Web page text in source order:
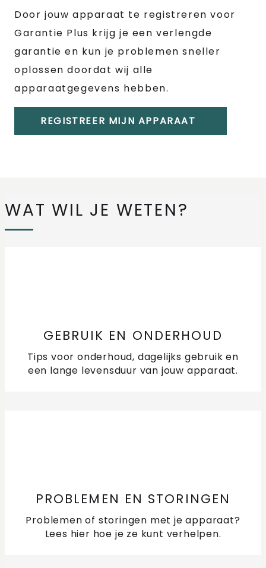
Door jouw apparaat te registreren voor
Garantie Plus krijg je een verlengde
garantie en kun je problemen sneller
oplossen doordat wij alle
apparaatgegevens hebben.
REGISTREER MIJN APPARAAT
WAT WIL JE WETEN?
GEBRUIK EN ONDERHOUD
Tips voor onderhoud, dagelijks gebruik en
een lange levensduur van jouw apparaat.
PROBLEMEN EN STORINGEN
Problemen of storingen met je apparaat?
Lees hier hoe je ze kunt verhelpen.